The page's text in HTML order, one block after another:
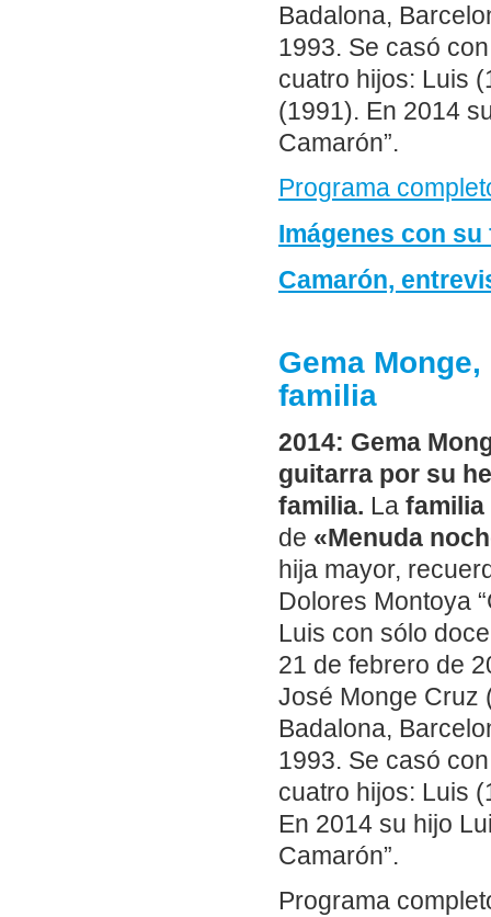
Badalona,
1993. Se casó
cuatro hijos: Luis
(1991). En 2014
Camarón”.
Programa
Imágenes con su
Camarón,
Gema
familia
2014: Gema
guitarra por su
familia. La familia
de «Menuda
hija mayor,
Dolores Montoya
Luis con sólo
21 de febrero de
José Monge Cruz
Badalona,
1993. Se casó
cuatro hijos: Luis
En 2014 su hijo
Camarón”.
Programa